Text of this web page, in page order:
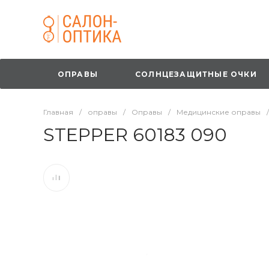
ОПРАВЫ СОЛНЦЕЗАЩИТНЫЕ ОЧКИ
Главная / оправы / Оправы / Медицинские оправы /
STEPPER 60183 090